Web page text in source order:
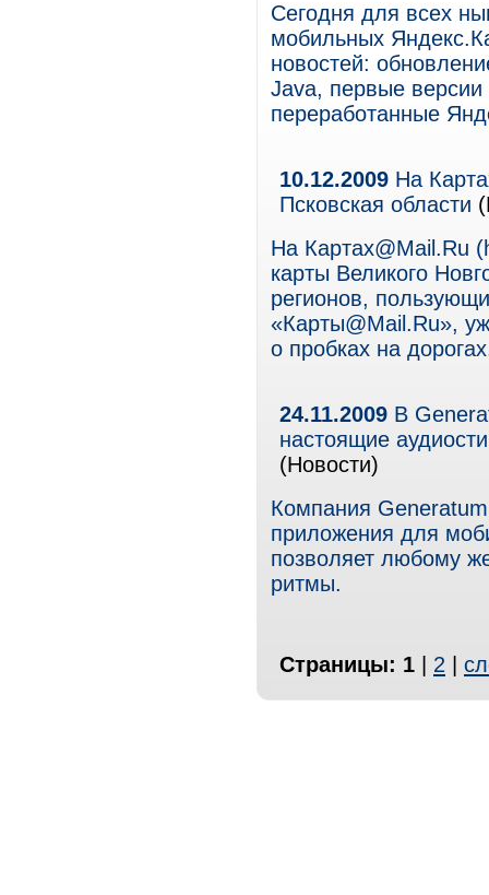
Сегодня для всех
мобильных
новостей:
Java, первые версии
переработанные
10.12.2009 На
Псковская области
На Картах@Mail.Ru
карты Великого
регионов,
«Карты@Mail.Ru»,
о пробках на
24.11.2009 В
настоящие
(Новости)
Компания
приложения для
позволяет любому
ритмы.
Страницы: 1 2